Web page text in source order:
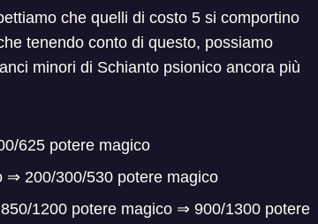
che quelli di costo 5 si comportino
tenendo conto di questo, possiamo
minori di Schianto psionico ancora più
625 potere magico
⇒ 200/300/530 potere magico
1200 potere magico ⇒ 900/1300 potere